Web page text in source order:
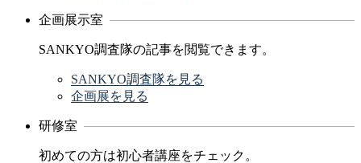
企画展示室
SANKYO調査隊の記事を閲覧できます。
SANKYO調査隊を見る
企画展を見る
研修室
初めての方は初心者講座をチェック。